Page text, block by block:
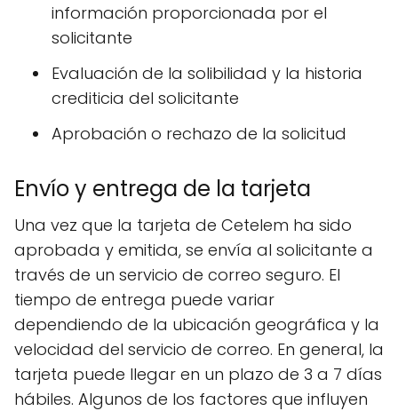
información proporcionada por el
solicitante
Evaluación de la solibilidad y la historia
crediticia del solicitante
Aprobación o rechazo de la solicitud
Envío y entrega de la tarjeta
Una vez que la tarjeta de Cetelem ha sido
aprobada y emitida, se envía al solicitante a
través de un servicio de correo seguro. El
tiempo de entrega puede variar
dependiendo de la ubicación geográfica y la
velocidad del servicio de correo. En general, la
tarjeta puede llegar en un plazo de 3 a 7 días
hábiles. Algunos de los factores que influyen